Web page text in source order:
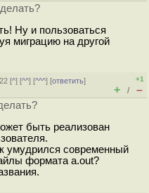
Ну и пользоваться
миграцию на другой
[^] [^^] [^^^] [ответить]
+1
+ / –
быть реализован
умудрился современный
формата a.out?